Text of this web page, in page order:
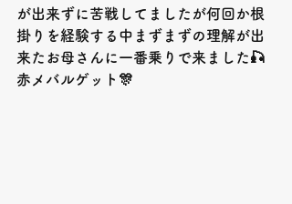
が出来ずに苦戦してましたが何回か根
掛りを経験する中まずまずの理解が出
来たお母さんに一番乗りで来ました🎣
赤メバルゲット🎊